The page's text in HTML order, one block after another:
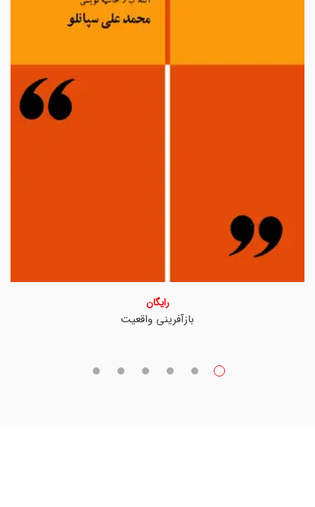
بازآفرینی واقعیت
رایگان